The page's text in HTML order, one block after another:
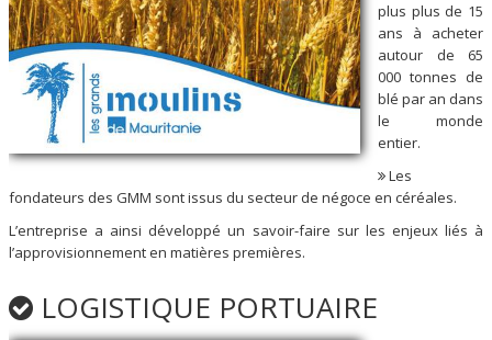
plus plus de 15
ans à acheter
autour de 65
000 tonnes de
blé par an dans
le monde
entier.
Les
fondateurs des GMM sont issus du secteur de négoce en céréales.
L’entreprise a ainsi développé un savoir-faire sur les enjeux liés à
l’approvisionnement en matières premières.
LOGISTIQUE PORTUAIRE